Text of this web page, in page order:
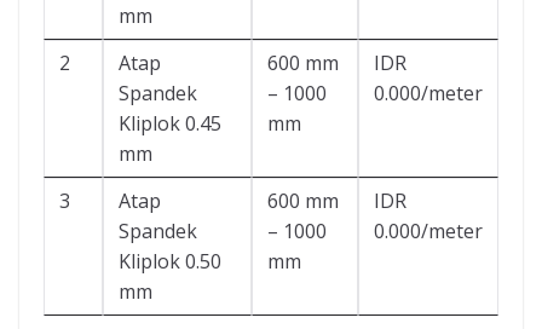
mm
2
Atap
Spandek
Kliplok 0.45
mm
600 mm
– 1000
mm
IDR
0.000/meter
3
Atap
Spandek
Kliplok 0.50
mm
600 mm
– 1000
mm
IDR
0.000/meter